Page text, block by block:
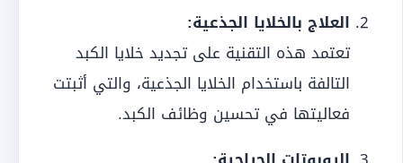
العلاج بالخلايا الجذعية:
تعتمد هذه التقنية على تجديد خلايا الكبد
التالفة باستخدام الخلايا الجذعية، والتي أثبتت
فعاليتها في تحسين وظائف الكبد.